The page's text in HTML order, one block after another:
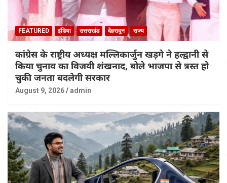
FEATURED इंडिया उत्तराखंड देहरादून राज्य
कांग्रेस के राष्ट्रीय अध्यक्ष मल्लिकार्जुन खड़गे ने हल्द्वानी से
किया चुनाव का विजयी शंखनाद, बोले भाजपा से त्रस्त हो
चुकी जनता बदलेगी सरकार
August 9, 2026 admin